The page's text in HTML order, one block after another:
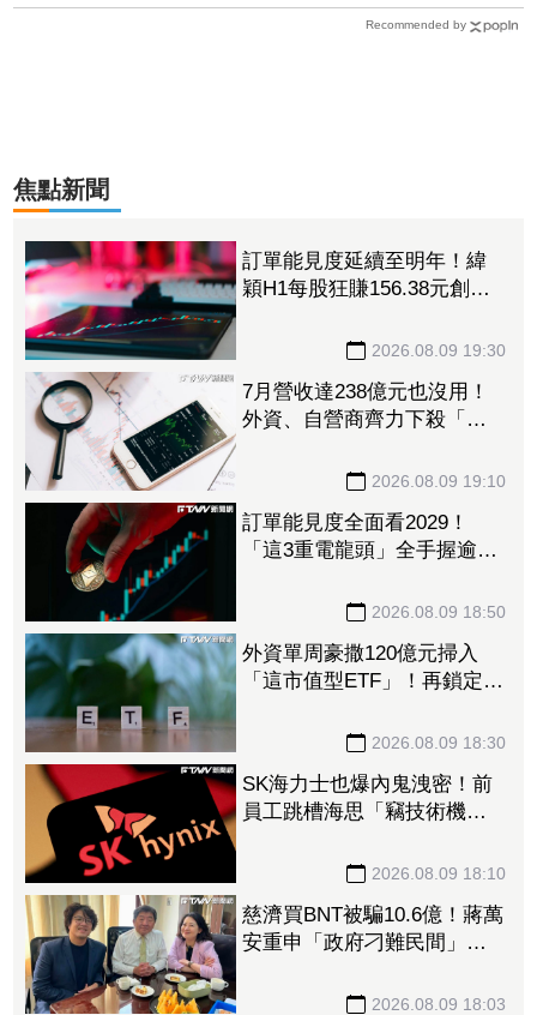
Recommended by
焦點新聞
訂單能見度延續至明年！緯
穎H1每股狂賺156.38元創同
2026.08.09 19:30
7月營收達238億元也沒用！
外資、自營商齊力下殺「這
2026.08.09 19:10
訂單能見度全面看2029！
「這3重電龍頭」全手握逾百
承認第二季財報2026.08.09 18:50
外資單周豪撒120億元掃入
「這市值型ETF」！再鎖定5
2026.08.09 18:30
SK海力士也爆內鬼洩密！前
員工跳槽海思「竊技術機密
2026.08.09 18:10
慈濟買BNT被騙10.6億！蔣萬
安重申「政府刁難民間」
用千萬個謊來圓」2026.08.09 18:03